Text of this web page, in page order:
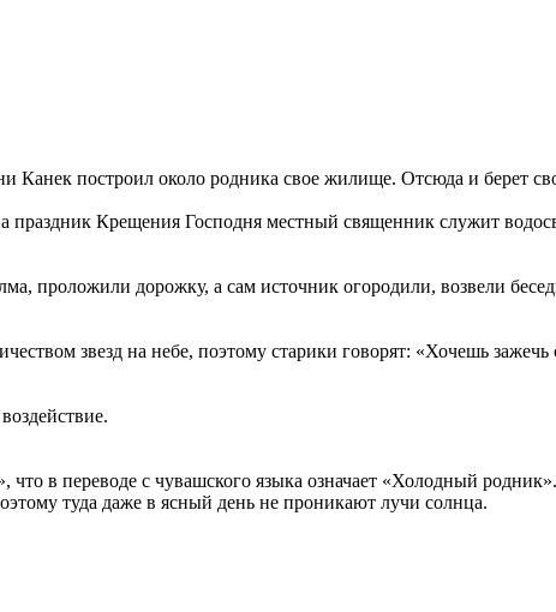
Канек построил около родника свое жилище. Отсюда и берет
праздник Крещения Господня местный священник служит
проложили дорожку, а сам источник огородили, возвели
звезд на небе, поэтому старики говорят: «Хочешь
в переводе с чувашского языка означает «Холодный
туда даже в ясный день не проникают лучи солнца.